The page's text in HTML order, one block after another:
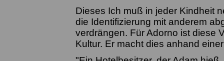
Dieses Ich muß in jeder Kindheit
die Identifizierung mit anderem
verdrängen. Für Adorno ist diese
Kultur. Er macht dies anhand